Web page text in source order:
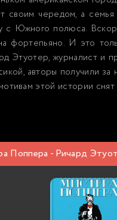
своим чередом, а
с Южного полюса.
фортепьяно. И это
Этуотер, журналист и
авторы получили
этой истории
Поппера - Ричард